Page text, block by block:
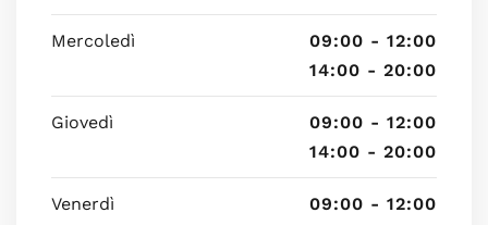
Mercoledì
09:00 - 12:00
14:00 - 20:00
Giovedì
09:00 - 12:00
14:00 - 20:00
Venerdì
09:00 - 12:00